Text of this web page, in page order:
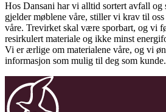
Hos Dansani har vi alltid sortert avfall og
gjelder møblene våre, stiller vi krav til
våre. Trevirket skal være sporbart, og vi
resirkulert materiale og ikke minst
Vi er ærlige om materialene våre, og vi
informasjon som mulig til deg som kunde.